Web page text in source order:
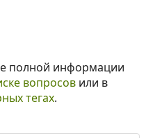
полной информации
вопросовили в
тегах.